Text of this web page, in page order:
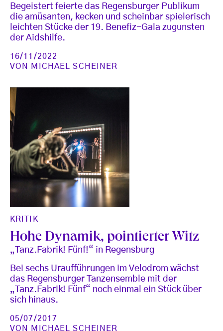
Begeistert feierte das Regensburger Publikum
die amüsanten, kecken und scheinbar spielerisch
leichten Stücke der 19. Benefiz-Gala zugunsten
der Aidshilfe.
16/11/2022
VON MICHAEL SCHEINER
KRITIK
Hohe Dynamik, pointierter Witz
„Tanz.Fabrik! Fünf!“ in Regensburg
Bei sechs Uraufführungen im Velodrom wächst
das Regensburger Tanzensemble mit der
„Tanz.Fabrik! Fünf“ noch einmal ein Stück über
sich hinaus.
05/07/2017
VON MICHAEL SCHEINER